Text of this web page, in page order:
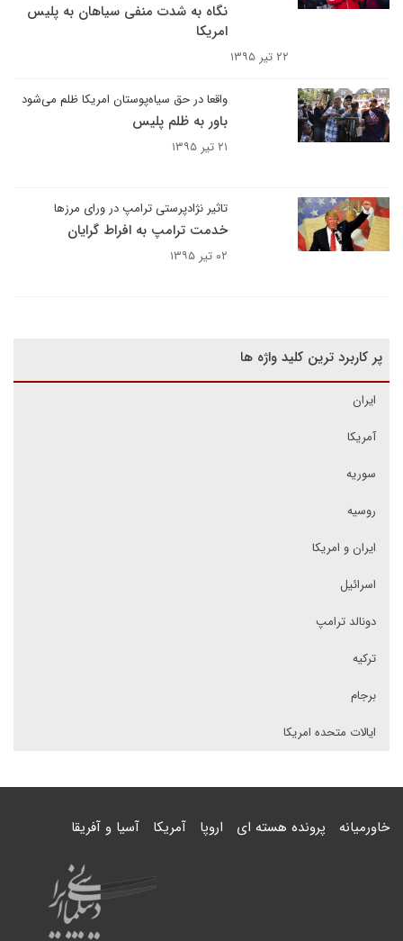
نگاه به شدت منفی سیاهان به پلیس
امریکا
۲۲ تیر ۱۳۹۵
واقعا در حق سیاه‌پوستان امریکا ظلم می‌شود
باور به ظلم پلیس
۲۱ تیر ۱۳۹۵
تاثیر نژادپرستی ترامپ در ورای مرزها
خدمت ترامپ به افراط گرایان
۰۲ تیر ۱۳۹۵
پر کاربرد ترین کلید واژه ها
ایران
آمریکا
سوریه
روسیه
ایران و امریکا
اسرائیل
دونالد ترامپ
ترکیه
برجام
ایالات متحده امریکا
خاورمیانه پرونده هسته ای اروپا آمریکا آسیا و آفریقا